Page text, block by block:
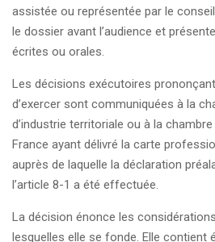
assistée ou représentée par le
le dossier avant l’audience et
écrites ou orales.
Les décisions exécutoires
d’exercer sont communiquées à la
d’industrie territoriale ou à la
France ayant délivré la carte
auprès de laquelle la déclaration
l’article 8-1 a été effectuée.
La décision énonce les
lesquelles elle se fonde. Elle contient